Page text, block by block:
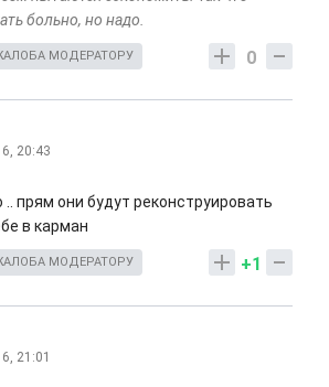
больно, но надо.
0
МОДЕРАТОРУ
20:43
прям они будут реконструировать
в карман
+1
МОДЕРАТОРУ
21:01